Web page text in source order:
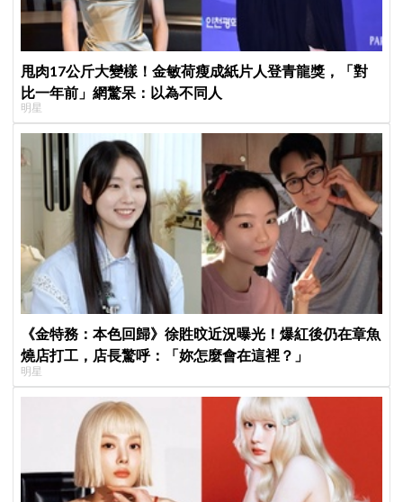
甩肉17公斤大變樣！金敏荷瘦成紙片人登青龍獎，「對
比一年前」網驚呆：以為不同人
明星
《金特務：本色回歸》徐貹旼近況曝光！爆紅後仍在章魚
燒店打工，店長驚呼：「妳怎麼會在這裡？」
明星